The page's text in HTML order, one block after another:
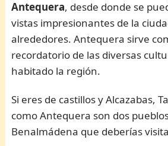
Antequera, desde donde se
vistas impresionantes de la
alrededores. Antequera sirve
recordatorio de las diversas
habitado la región.
Si eres de castillos y Alcazabas,
como Antequera son dos
Benalmádena que deberías